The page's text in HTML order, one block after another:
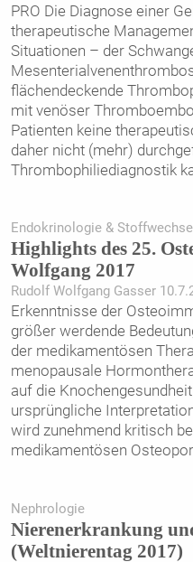
PRO Die Diagnose einer
therapeutische
Situationen – der
flächendeckende
mit venöser
Patienten keine
daher nicht (mehr)
Thrombophiliediagnostik
Endokrinologie & Stoffwechsel
Highlights des 25.
Wolfgang 2017
Rudolf Wolfgang Gasser
Erkenntnisse der
größer werdende
der medikamentösen
menopausale
auf die
ursprüngliche
wird zunehmend kritisch
medikamentösen
Nephrologie
Nierenerkrankung
(Weltnierentag 2017)